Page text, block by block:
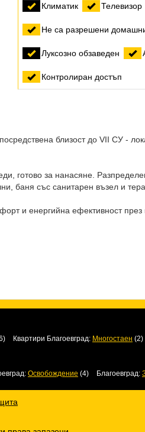
Климатик Телевизор
Не са разрешени
Луксозно обзаведен
Контролиран достъп
близост до VII СУ -
готово за нанасяне.
баня със санитарен възел и
и енергийна ефективност
Квартири Благоевград: Многостаен (2)
Освобождение (4) Благоевград: